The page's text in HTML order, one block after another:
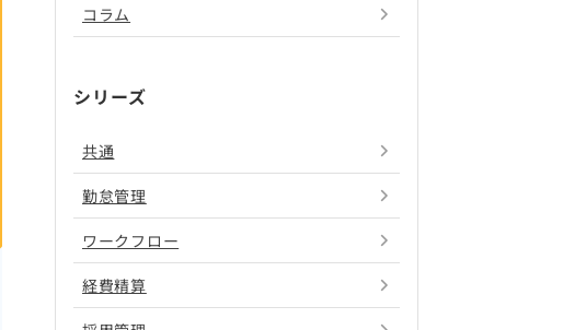
コラム
シリーズ
共通
勤怠管理
ワークフロー
経費精算